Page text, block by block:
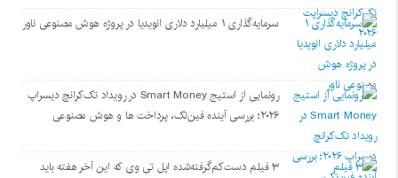
سرمایه‌گذاری ۱ میلیارد دلاری انویدیا در پروژه هوش مصنوعی ناور
رونمایی از استیج Smart Money در رویداد تک‌کرانچ دیسراپ
۲۰۲۶؛ بررسی آینده فین‌تک، پرداخت‌ ها و هوش مصنوعی
۳ فیلم دست‌کم‌گرفته‌شده اپل تی وی که این آخر هفته باید